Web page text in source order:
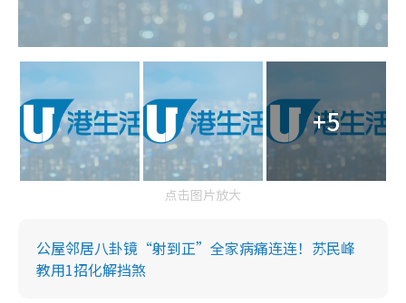
+5
点击图片放大
公屋邻居八卦镜“射到正”全家病痛连连！苏民峰
教用1招化解挡煞